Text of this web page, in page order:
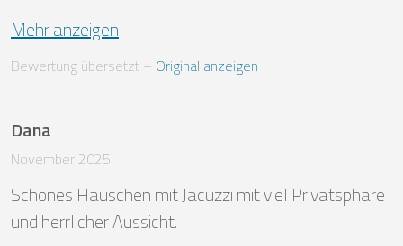
Mehr anzeigen
Bewertung übersetzt – Original anzeigen
Dana
November 2025
Schönes Häuschen mit Jacuzzi mit viel Privatsphäre
und herrlicher Aussicht.